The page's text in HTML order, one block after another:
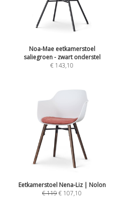
Noa-Mae eetkamerstoel
saliegroen - zwart onderstel
€ 143,10
Eetkamerstoel Nena-Liz | Nolon
€119€ 107,10